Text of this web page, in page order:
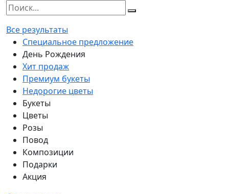
Все результаты
Специальное предложение
День Рождения
Хит продаж
Премиум букеты
Недорогие цветы
Букеты
Цветы
Розы
Повод
Композиции
Подарки
Акция